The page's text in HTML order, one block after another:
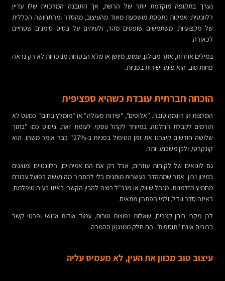
נערך בתקופה מוקדמת יותר של הרשת, אך התובנה המרכזית שלו עדיין
רלוונטית: אמינות נתפסת מושפעת מאוד מהעיצוב, מהסדר ומהתחושה הכללית
של מקצועיות. משתמשים שופטים מהר, ולעיתים על בסיס סימנים שטחיים
לכאורה.
במילים אחרות, אתר מבולגן, עמוס, מיושן או מלא הבטחות מנופחות לא רק נראה
פחות טוב. הוא פוגע ישירות בפניות.
הוכחה חברתית עובדת כשהיא ספציפית
המלצות הן דוגמה טובה. "אלופים", "שירות מעולה" או "מומלץ בחום" כמעט לא
תורמים לקבלת החלטה, במיוחד לקהל עסקי. לעומת זאת, ציטוט כמו "בתוך
שלושה חודשים קיצרנו את זמן הטיפול בפניות ב-27%" כבר אומר משהו. הוא
קונקרטי, ולכן משכנע יותר.
גם לוגואים של לקוחות עוזרים, אבל רק אם הם אמיתיים, רלוונטיים ומוצגים
במינון נכון. אתר שמתהדר בעשרות מותגים בלי להסביר מה נעשה בפועל עבורם
מחמיץ הזדמנות. מנהל שיווק או מנכ"ל רוצה להבין הקשר: באיזו בעיה טיפלתם,
באיזה סדר גודל, ולמי הפתרון מתאים.
לכן מקרי בוחן קצרים, שאלות נפוצות טובות, עמוד אודות אנושי ופרטי קשר
ברורים אינם "תוספות". הם חלק ממנגנון ההמרה.
עיצוב טוב מכוון את העין, לא מעמיס עליה